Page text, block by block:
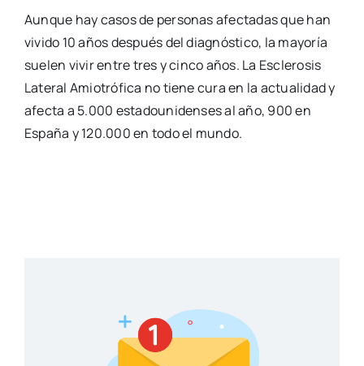
Aunque hay casos de personas afectadas que han
vivido 10 años después del diagnóstico, la mayoría
suelen vivir entre tres y cinco años. La Esclerosis
Lateral Amiotrófica no tiene cura en la actualidad y
afecta a 5.000 estadounidenses al año, 900 en
España y 120.000 en todo el mundo.